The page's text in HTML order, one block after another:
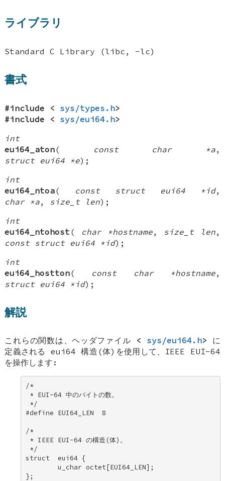
ライブラリ
Standard C Library (libc, -lc)
書式
#include < sys/types.h>
#include < sys/eui64.h>
int
eui64_aton( const char *a,
struct eui64 *e);
int
eui64_ntoa( const struct eui64 *id,
char *a, size_t len);
int
eui64_ntohost ( char *hostname, size_t len,
const struct eui64 *id);
int
eui64_hostton( const char *hostname,
struct eui64 *id);
解説
これらの関数は、ヘッダファイル < sys/eui64.h> に
定義されるeui64 構造(体)を使用して、IEEE EUI-64
を操作します:
/*
* EUI-64 中のバイトの数。
*/
#define EUI64_LEN  8
/*
* IEEE EUI-64 の構造(体)。
*/
struct  eui64 {
        u_char octet[EUI64_LEN];
};